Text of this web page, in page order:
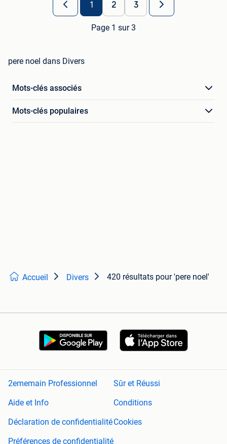
1 2 3
Page 1 sur 3
pere noel dans Divers
Mots-clés associés
Mots-clés populaires
Accueil Divers 420 résultats pour 'pere noel'
2ememain Professionnel
Sûr et Réussi
Aide et Info
Conditions
Déclaration de confidentialitéCookies
Préférences de confidentialité